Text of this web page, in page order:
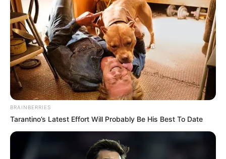
BRAINBERRIES
Tarantino’s Latest Effort Will Probably Be His Best To Date